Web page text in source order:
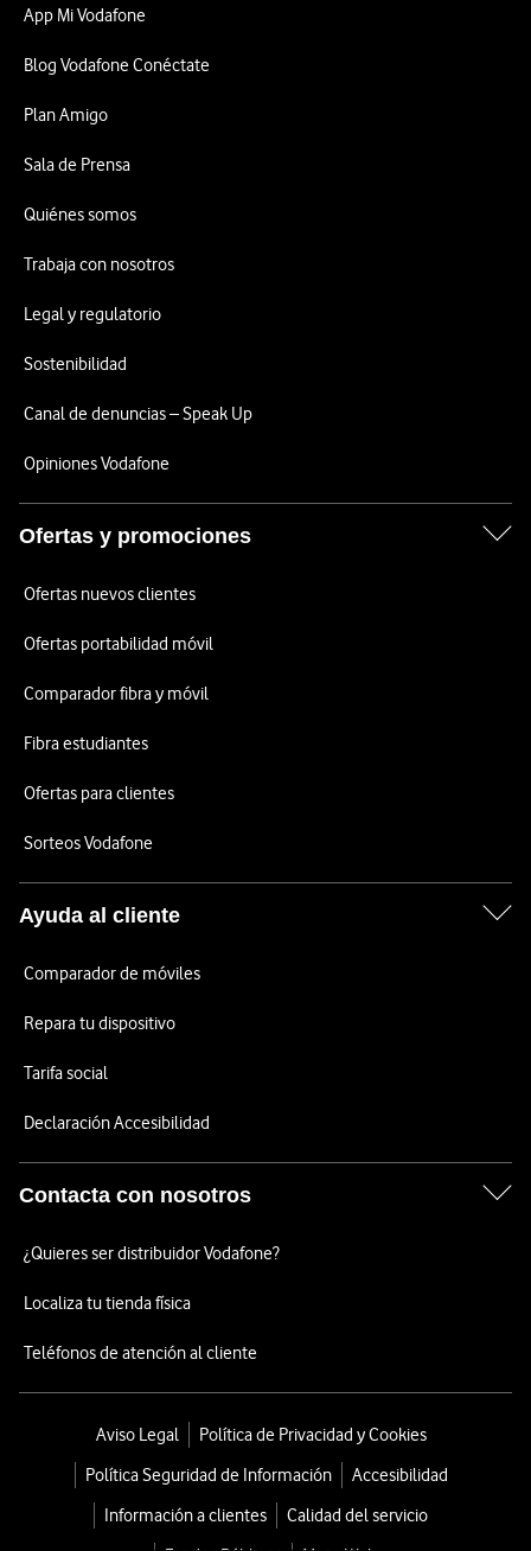
App Mi Vodafone
Blog Vodafone Conéctate
Plan Amigo
Sala de Prensa
Quiénes somos
Trabaja con nosotros
Legal y regulatorio
Sostenibilidad
Canal de denuncias – Speak Up
Opiniones Vodafone
Ofertas y promociones
Ofertas nuevos clientes
Ofertas portabilidad móvil
Comparador fibra y móvil
Fibra estudiantes
Ofertas para clientes
Sorteos Vodafone
Ayuda al cliente
Comparador de móviles
Repara tu dispositivo
Tarifa social
Declaración Accesibilidad
Contacta con nosotros
¿Quieres ser distribuidor Vodafone?
Localiza tu tienda física
Teléfonos de atención al cliente
Aviso Legal
Política de Privacidad y Cookies
Política Seguridad de Información
Accesibilidad
Información a clientes
Calidad del servicio